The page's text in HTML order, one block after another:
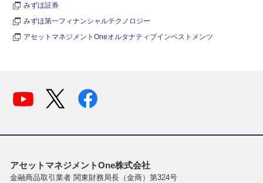
みずほ証券
みずほ第一フィナンシャルテクノロジー
アセットマネジメントOneオルタナティブインベストメンツ
アセットマネジメントOne株式会社
金融商品取引業者 関東財務局長（金商）第324号